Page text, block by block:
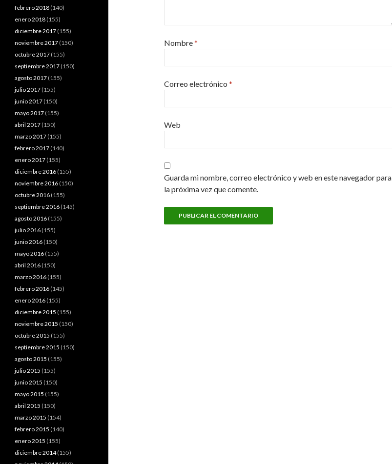
Nombre*
Correo electrónico *
Web
Guarda mi nombre, correo electrónico y web en este navegador para
la próxima vez que comente.
febrero 2018 (140)
enero 2018 (155)
diciembre 2017 (155)
noviembre 2017 (150)
octubre 2017 (155)
septiembre 2017 (150)
agosto 2017 (155)
julio 2017 (155)
junio 2017 (150)
mayo 2017 (155)
abril 2017 (150)
marzo 2017 (155)
febrero 2017 (140)
enero 2017 (155)
diciembre 2016 (155)
noviembre 2016 (150)
octubre 2016 (155)
septiembre 2016 (145)
agosto 2016 (155)
julio 2016 (155)
junio 2016 (150)
mayo 2016 (155)
abril 2016 (150)
marzo 2016 (155)
febrero 2016 (145)
enero 2016 (155)
diciembre 2015 (155)
noviembre 2015 (150)
octubre 2015 (155)
septiembre 2015 (150)
agosto 2015 (155)
julio 2015 (155)
junio 2015 (150)
mayo 2015 (155)
abril 2015 (150)
marzo 2015 (154)
febrero 2015 (140)
enero 2015 (155)
diciembre 2014(155)